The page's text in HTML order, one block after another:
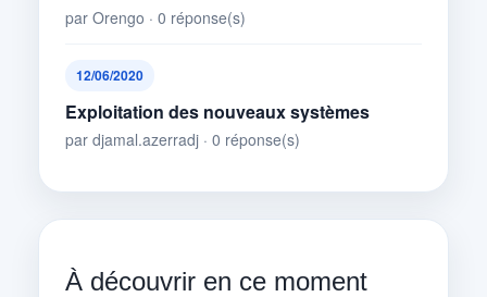
par Orengo · 0 réponse(s)
12/06/2020
Exploitation des nouveaux systèmes
par djamal.azerradj · 0 réponse(s)
À découvrir en ce moment